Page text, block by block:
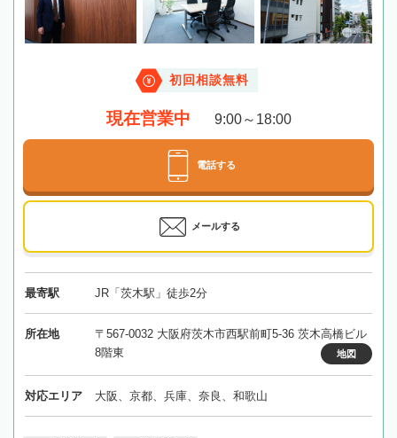
初回相談無料
現在営業中 9:00～18:00
電話する
メールする
最寄駅 JR「茨木駅」徒歩2分
所在地
〒567-0032 大阪府茨木市西駅前町5-36 茨木高橋ビル
8階東
地図
対応エリア 大阪、京都、兵庫、奈良、和歌山